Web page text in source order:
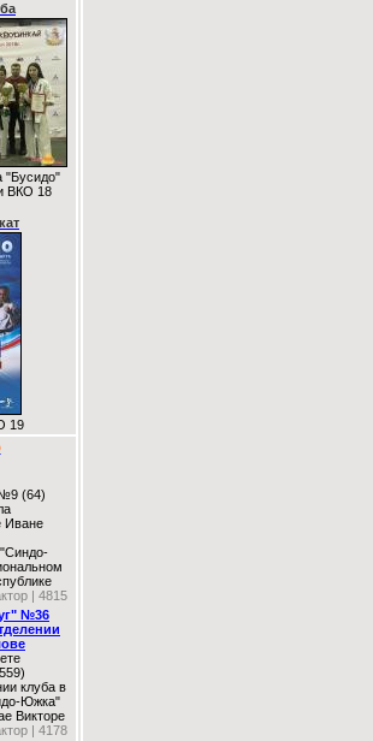
"Бусидо"
ВКО 18
19
№9 (64)
Иване
"Синдо-
| 4815
№36
клуба в
Южка"
Викторе
| 4178